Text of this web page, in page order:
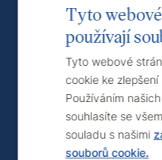
Tyto
používají
Tyto webové
cookie ke
Používáním
souhlasíte se
souladu s našimi
souborů cookie.